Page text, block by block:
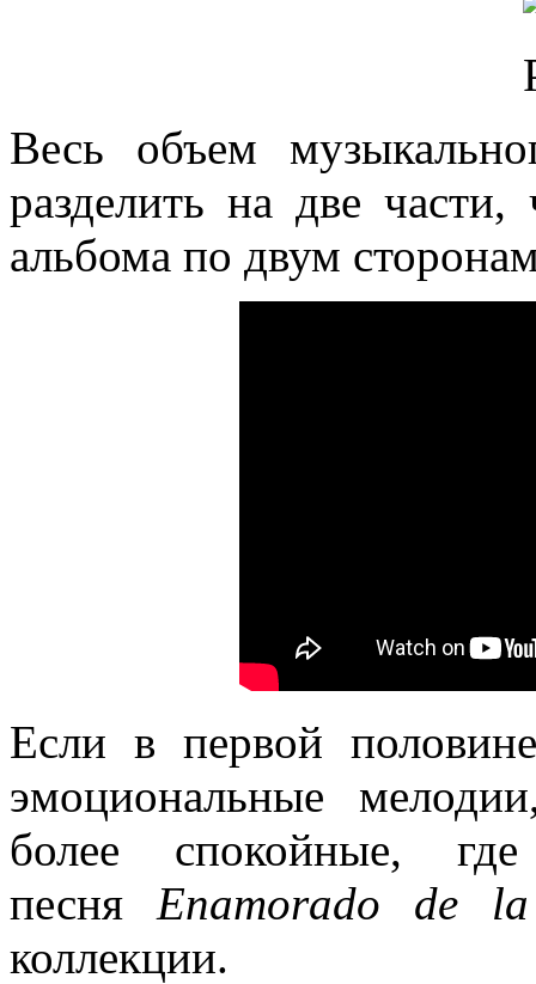
Весь объем
разделить на две части,
альбома по двум
Если в первой
эмоциональные
более спокойные,
песня Enamorado de
коллекции.